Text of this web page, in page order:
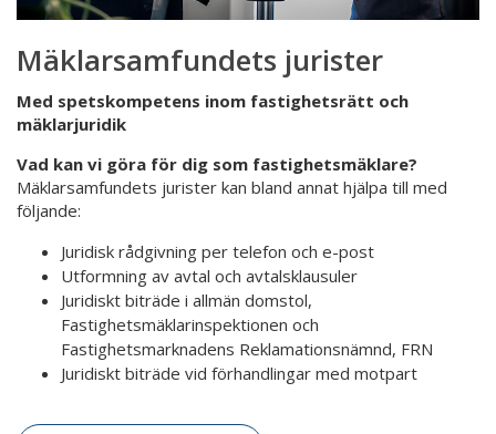
Mäklarsamfundets jurister
Med spetskompetens inom fastighetsrätt och
mäklarjuridik
Vad kan vi göra för dig som fastighetsmäklare?
Mäklarsamfundets jurister kan bland annat hjälpa till med
följande:
Juridisk rådgivning per telefon och e-post
Utformning av avtal och avtalsklausuler
Juridiskt biträde i allmän domstol,
Fastighetsmäklarinspektionen och
Fastighetsmarknadens Reklamationsnämnd, FRN
Juridiskt biträde vid förhandlingar med motpart